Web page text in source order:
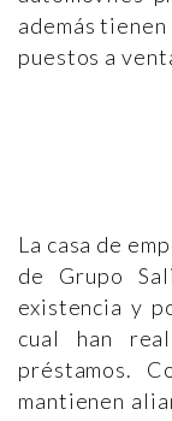
además
puestos a
La casa de
de Grupo
existencia y
cual han
préstamos.
mantienen